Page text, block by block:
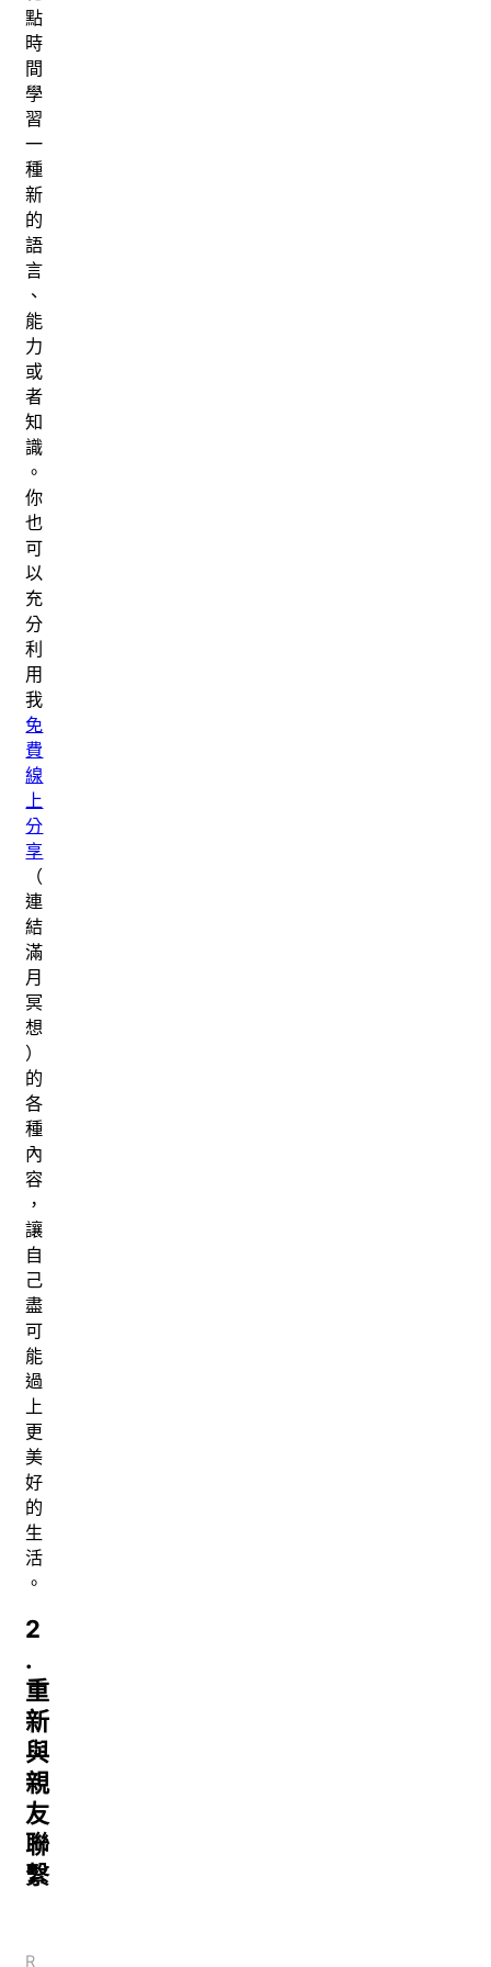
點
時
間
學
習
一
種
新
的
語
言
、
能
力
或
者
知
識
。
你
也
可
以
充
分
利
用
我
免
費
線
上
分
享
（
連
結
滿
月
冥
想
）
的
各
種
內
容
，
讓
自
己
盡
可
能
過
上
更
美
好
的
生
活
。
2
.
重
新
與
親
友
聯
繫
R